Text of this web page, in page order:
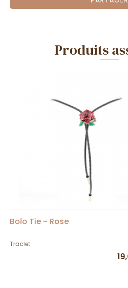
Produits
Bolo Tie - Rose
Traclet